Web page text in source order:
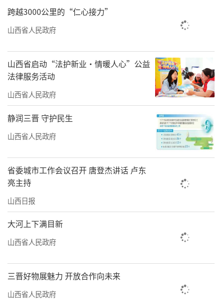
跨越3000公里的“仁心接力”
山西省人民政府
山西省启动“法护新业·情暖人心”公益
法律服务活动
山西省人民政府
静润三晋 守护民生
山西省人民政府
省委城市工作会议召开 唐登杰讲话 卢东
亮主持
山西日报
大河上下满目新
山西省人民政府
三晋好物展魅力 开放合作向未来
山西省人民政府